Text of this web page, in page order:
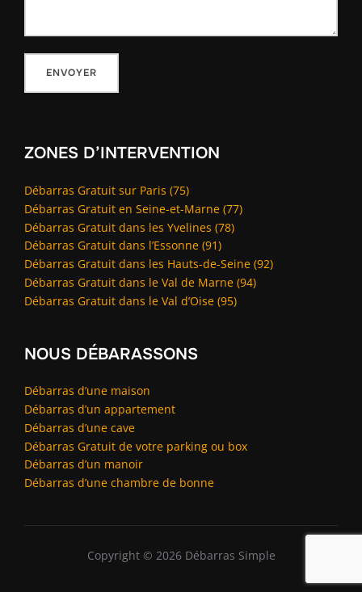
ZONES D’INTERVENTION
Débarras Gratuit sur Paris (75)
Débarras Gratuit en Seine-et-Marne (77)
Débarras Gratuit dans les Yvelines (78)
Débarras Gratuit dans l’Essonne (91)
Débarras Gratuit dans les Hauts-de-Seine (92)
Débarras Gratuit dans le Val de Marne (94)
Débarras Gratuit dans le Val d’Oise (95)
NOUS DÉBARASSONS
Débarras d’une maison
Débarras d’un appartement
Débarras d’une cave
Débarras Gratuit de votre parking ou box
Débarras d’un manoir
Débarras d’une chambre de bonne
Copyright © 2026 Débarras Simple